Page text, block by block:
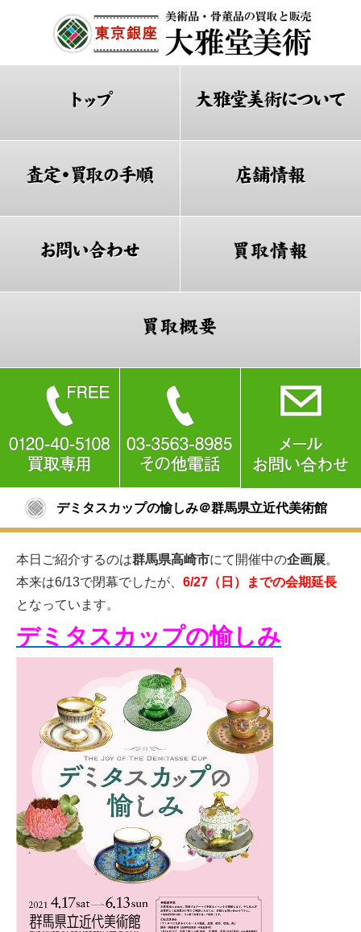
デミタスカップの愉しみ＠群馬県立近代美術館
本日ご紹介するのは群馬県高崎市にて開催中の企画展。
本来は6/13で閉幕でしたが、 6/27（日）までの会期延長
となっています。
デミタスカップの愉しみ